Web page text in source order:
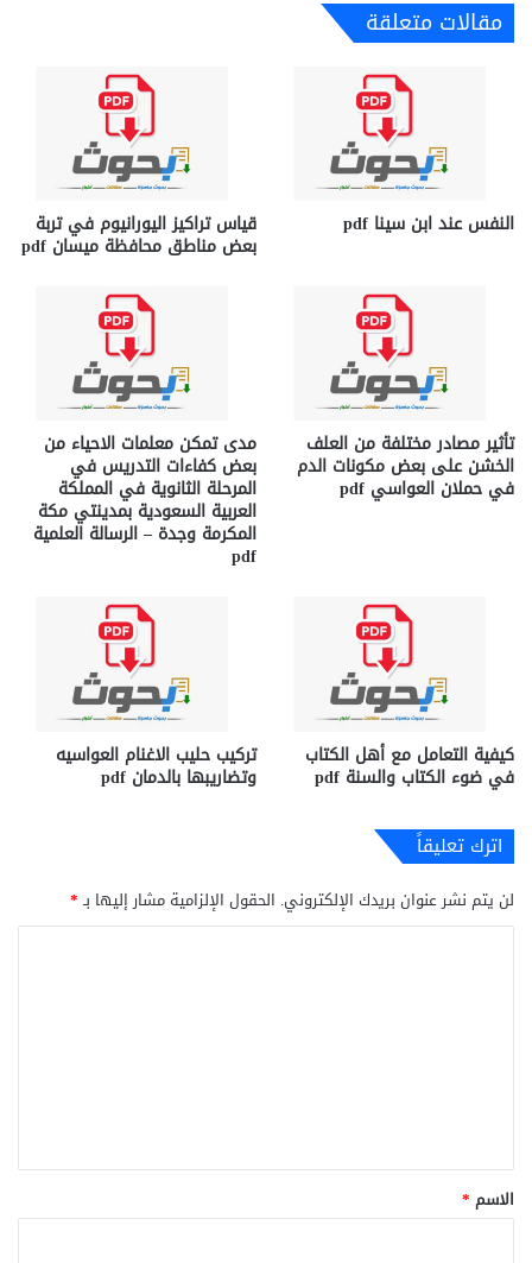
مقالات متعلقة
النفس عند ابن سينا pdf قياس تراكيز اليورانيوم في تربة
بعض مناطق محافظة ميسان pdf
تأثير مصادر مختلفة من العلف
الخشن على بعض مكونات الدم
في حملان العواسي pdf
مدى تمكن معلمات الاحياء من
بعض كفاءات التدريس في
المرحلة الثانوية في المملكة
العربية السعودية بمدينتي مكة
المكرمة وجدة – الرسالة العلمية
pdf
كيفية التعامل مع أهل الكتاب
في ضوء الكتاب والسنة pdf
تركيب حليب الاغنام العواسيه
وتضاريبها بالدمان pdf
اترك تعليقاً
لن يتم نشر عنوان بريدك الإلكتروني. الحقول الإلزامية مشار إليها بـ*
*
الاسم *